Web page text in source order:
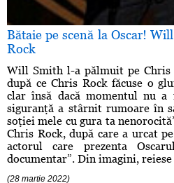
Bătaie pe scenă la Oscar!
Rock
Will Smith l-a pălmuit pe Chris
după ce Chris Rock făcuse o
clar însă dacă momentul nu a
siguranţă a stârnit rumoare în
soţiei mele cu gura ta
Chris Rock, după care a urcat
actorul care prezenta
documentar”. Din imagini, reiese
(28 martie 2022)